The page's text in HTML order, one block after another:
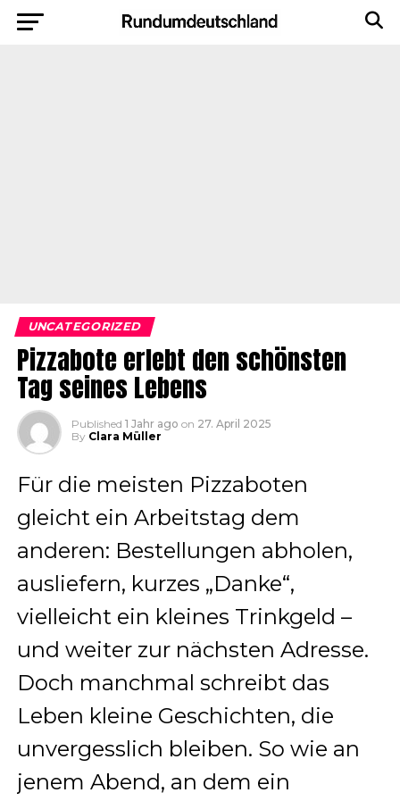
UNCATEGORIZED
Pizzabote erlebt den schönsten
Tag seines Lebens
Published 1 Jahr ago on 27. April 2025
By Clara Müller
Für die meisten Pizzaboten
gleicht ein Arbeitstag dem
anderen: Bestellungen abholen,
ausliefern, kurzes „Danke“,
vielleicht ein kleines Trinkgeld –
und weiter zur nächsten Adresse.
Doch manchmal schreibt das
Leben kleine Geschichten, die
unvergesslich bleiben. So wie an
jenem Abend, an dem ein